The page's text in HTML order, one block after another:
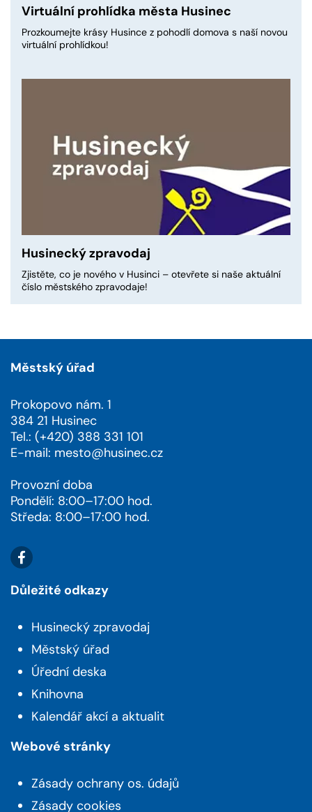
Virtuální prohlídka města Husinec
Prozkoumejte krásy Husince z pohodlí domova s naší novou
virtuální prohlídkou!
Husinecký zpravodaj
Zjistěte, co je nového v Husinci – otevřete si naše aktuální
číslo městského zpravodaje!
Městský úřad
Prokopovo nám. 1
384 21 Husinec
Tel.: (+420) 388 331 101
E-mail: mesto@husinec.cz
Provozní doba
Pondělí: 8:00–17:00 hod.
Středa: 8:00–17:00 hod.
Důležité odkazy
Husinecký zpravodaj
Městský úřad
Úřední deska
Knihovna
Kalendář akcí a aktualit
Webové stránky
Zásady ochrany os. údajů
Zásady cookies